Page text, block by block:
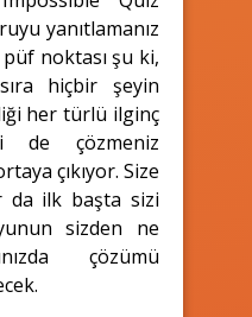
yanıtlamanız
noktası şu ki,
hiçbir şeyin
her türlü ilginç
de çözmeniz
çıkıyor. Size
da ilk başta sizi
sizden ne
çözümü